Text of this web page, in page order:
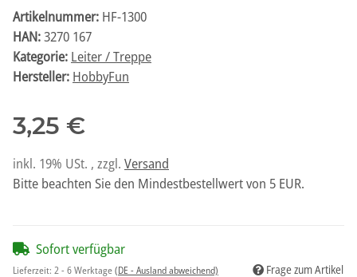
Artikelnummer: HF-1300
HAN:3270 167
Kategorie: Leiter / Treppe
Hersteller: HobbyFun
3,25 €
inkl. 19% USt. , zzgl. Versand
Bitte beachten Sie den Mindestbestellwert von 5 EUR.
Sofort verfügbar
Lieferzeit: 2 - 6 Werktage(DE - Ausland abweichend) Frage zum Artikel